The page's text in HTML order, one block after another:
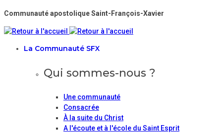
Communauté apostolique Saint-François-Xavier
La Communauté SFX
Qui sommes-nous ?
Une communauté
Consacrée
À la suite du Christ
A l'écoute et à l'école du Saint Esprit